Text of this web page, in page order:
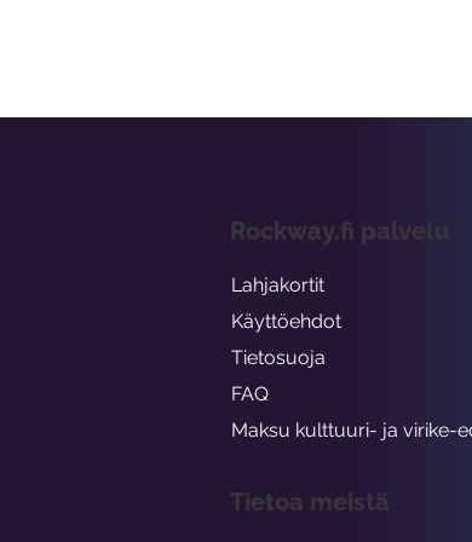
Rockway.fi palvelu
Lahjakortit
Käyttöehdot
Tietosuoja
FAQ
Maksu kulttuuri- ja virike-
Tietoa meistä